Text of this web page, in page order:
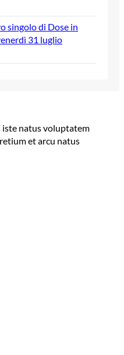
singolo di Dose in
31 luglio
iste natus voluptatem
et arcu natus